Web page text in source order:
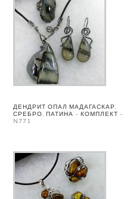
ДЕНДРИТ ОПАЛ МАДАГАСКАР,
СРЕБРО, ПАТИНА – КОМПЛЕКТ –
N771